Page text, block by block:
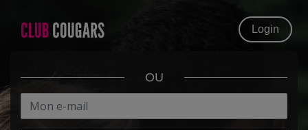
Login
OU